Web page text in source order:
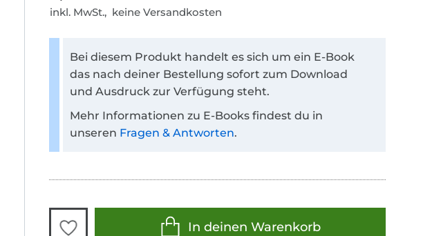
inkl. MwSt., keine Versandkosten
Bei diesem Produkt handelt es sich um ein E-Book
das nach deiner Bestellung sofort zum Download
und Ausdruck zur Verfügung steht.
Mehr Informationen zu E-Books findest du in
unseren Fragen & Antworten.
In deinen Warenkorb